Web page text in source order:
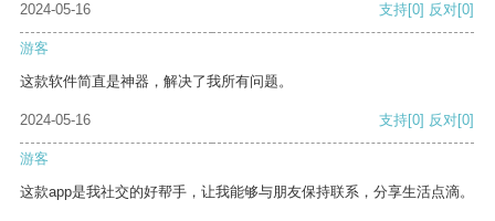
2024-05-16
支持[0] 反对[0]
游客
这款软件简直是神器，解决了我所有问题。
2024-05-16 支持[0] 反对[0]
游客
这款app是我社交的好帮手，让我能够与朋友保持联系，分享生活点滴。